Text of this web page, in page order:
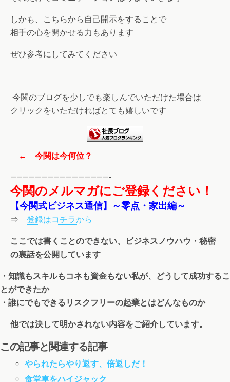
しかも、こちらから自己開示をすることで
相手の心を開かせる力もあります
ぜひ参考にしてみてください
今関のブログを少しでも楽しんでいただけた場合は
クリックをいただければとても嬉しいです
← 今関は今何位？
————————————————-
今関のメルマガにご登録ください！
【今関式ビジネス通信】～零点・家出編～
⇒ 登録はコチラから
ここでは書くことのできない、ビジネスノウハウ・秘密
の裏話を公開しています
・知識もスキルもコネも資金もない私が、どうして成功するこ
とができたか
・誰にでもできるリスクフリーの起業とはどんなものか
他では決して明かされない内容をご紹介しています。
この記事と関連する記事
やられたらやり返す、倍返しだ！
食堂車をハイジャック